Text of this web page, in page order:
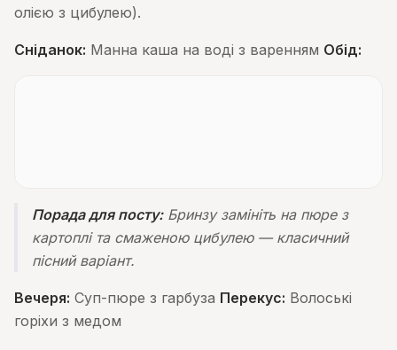
олією з цибулею).
Сніданок: Манна каша на воді з варенням Обід:
Порада для посту:Бринзу замініть на пюре з
картоплі та смаженою цибулею — класичний
пісний варіант.
Вечеря: Суп-пюре з гарбуза Перекус: Волоські
горіхи з медом